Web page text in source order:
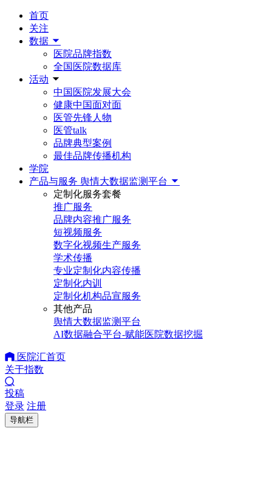
首页
关注
数据
医院品牌指数
全国医院数据库
活动
中国医院发展大会
健康中国面对面
医管先锋人物
医管talk
品牌典型案例
最佳品牌传播机构
学院
产品与服务 舆情大数据监测平台
定制化服务套餐
推广服务
品牌内容推广服务
短视频服务
数字化视频生产服务
学术传播
专业定制化内容传播
定制化内训
定制化机构品宣服务
其他产品
舆情大数据监测平台
AI数据融合平台-赋能医院数据挖掘
医院汇首页
关于指数
投稿
登录 注册
导航栏